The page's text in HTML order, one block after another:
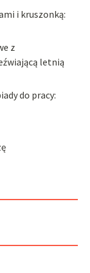
i kruszonką:
z
letnią
do pracy: